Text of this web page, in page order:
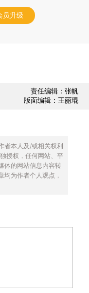
员升级
责任编辑：张帆
版面编辑：王丽琨
者本人及/或相关权利
授权，任何网站、平
体的网站信息内容转
均为作者个人观点，